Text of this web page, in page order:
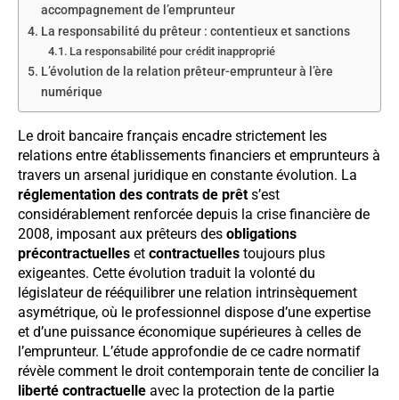
accompagnement de l’emprunteur
La responsabilité du prêteur : contentieux et sanctions
La responsabilité pour crédit inapproprié
L’évolution de la relation prêteur-emprunteur à l’ère
numérique
Le droit bancaire français encadre strictement les
relations entre établissements financiers et emprunteurs à
travers un arsenal juridique en constante évolution. La
réglementation des contrats de prêt s’est
considérablement renforcée depuis la crise financière de
2008, imposant aux prêteurs des obligations
précontractuelles et contractuelles toujours plus
exigeantes. Cette évolution traduit la volonté du
législateur de rééquilibrer une relation intrinsèquement
asymétrique, où le professionnel dispose d’une expertise
et d’une puissance économique supérieures à celles de
l’emprunteur. L’étude approfondie de ce cadre normatif
révèle comment le droit contemporain tente de concilier la
liberté contractuelle avec la protection de la partie